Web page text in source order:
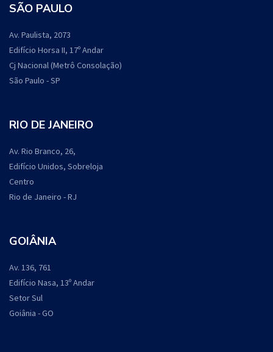
SÃO PAULO
Av. Paulista, 2073
Edifício Horsa II, 17º Andar
Cj Nacional (Metrô Consolação)
São Paulo - SP
RIO DE JANEIRO
Av. Rio Branco, 26,
Edifício Unidos, Sobreloja
Centro
Rio de Janeiro - RJ
GOIÂNIA
Av. 136, 761
Edifício Nasa, 13º Andar
Setor Sul
Goiânia - GO